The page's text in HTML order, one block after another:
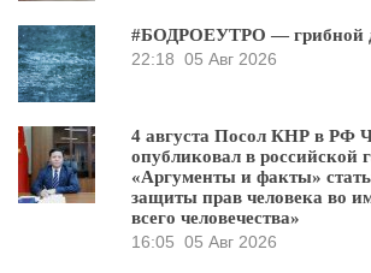
#БОДРОЕУТРО — грибной
22:18 05 Авг 2026
4 августа Посол КНР в РФ
опубликовал в российской
«Аргументы и факты»
защиты прав человека во
всего человечества»
16:05 05 Авг 2026